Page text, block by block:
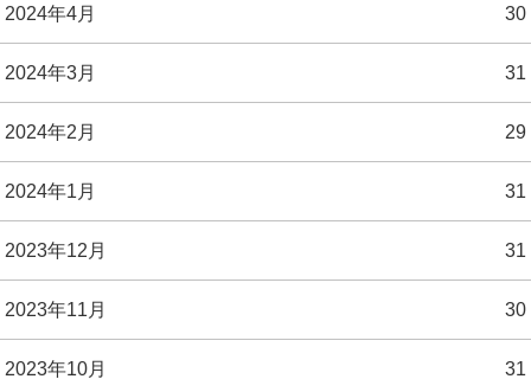
2024年4月 30
2024年3月 31
2024年2月 29
2024年1月 31
2023年12月 31
2023年11月 30
2023年10月 31